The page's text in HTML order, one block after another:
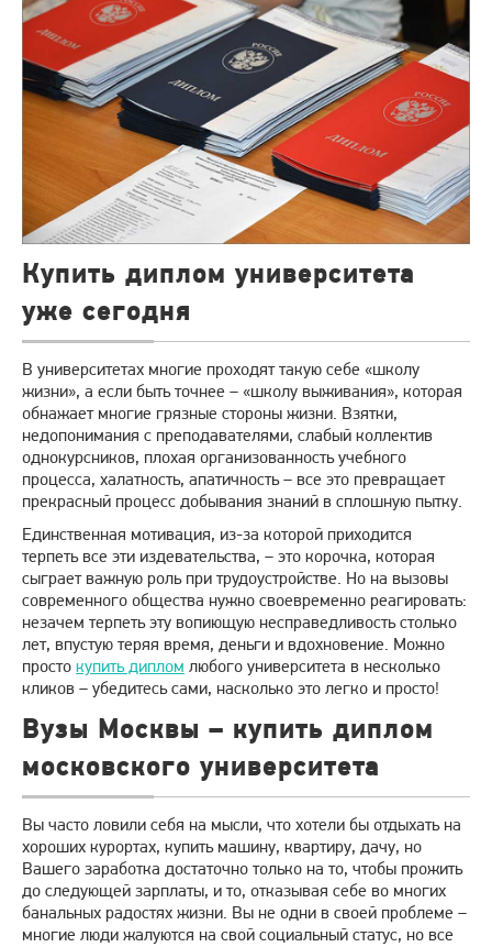
Купить диплом университета
уже сегодня
В университетах многие проходят такую себе «школу
жизни», а если быть точнее – «школу выживания», которая
обнажает многие грязные стороны жизни. Взятки,
недопонимания с преподавателями, слабый коллектив
однокурсников, плохая организованность учебного
процесса, халатность, апатичность – все это превращает
прекрасный процесс добывания знаний в сплошную пытку.
Единственная мотивация, из-за которой приходится
терпеть все эти издевательства, – это корочка, которая
сыграет важную роль при трудоустройстве. Но на вызовы
современного общества нужно своевременно реагировать:
незачем терпеть эту вопиющую несправедливость столько
лет, впустую теряя время, деньги и вдохновение. Можно
просто купить диплом любого университета в несколько
кликов – убедитесь сами, насколько это легко и просто!
Вузы Москвы – купить диплом
московского университета
Вы часто ловили себя на мысли, что хотели бы отдыхать на
хороших курортах, купить машину, квартиру, дачу, но
Вашего заработка достаточно только на то, чтобы прожить
до следующей зарплаты, и то, отказывая себе во многих
банальных радостях жизни. Вы не одни в своей проблеме –
многие люди жалуются на свой социальный статус, но все